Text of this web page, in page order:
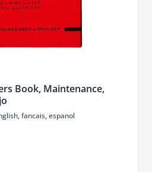
Book, Maintenance,
fancais, espanol